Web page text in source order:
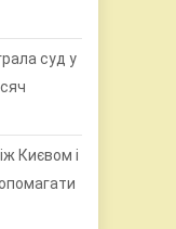
суд у
Києвом і